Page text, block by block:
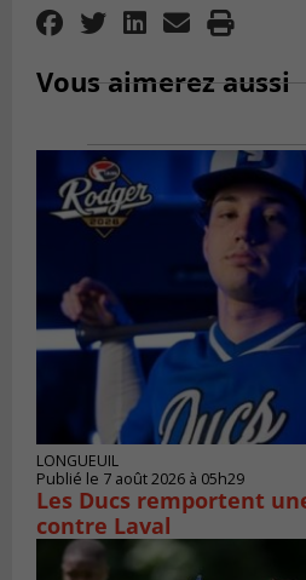
Vous aimerez aussi
LONGUEUIL
Publié le 7 août 2026 à 05h29
Les Ducs remportent
contre Laval